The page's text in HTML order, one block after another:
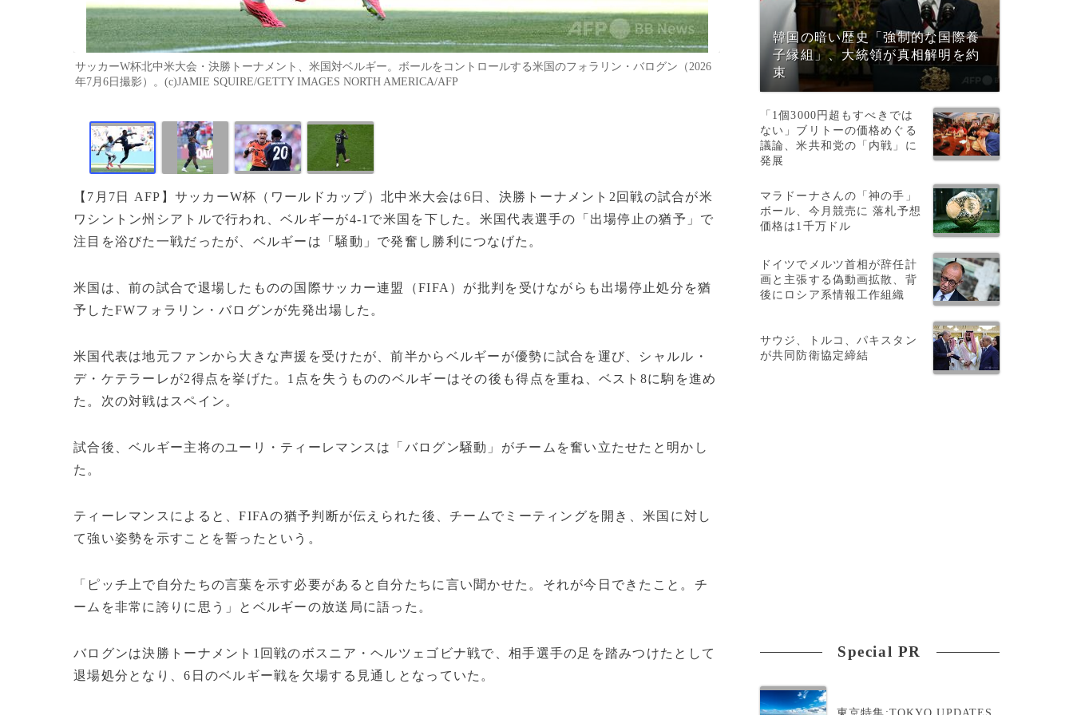
サッカーW杯北中米大会・決勝トーナメント、米国対ベルギー。ボールをコントロールする米国のフォラリン・バログン（2026
年7月6日撮影）。(c)JAMIE SQUIRE/GETTY IMAGES NORTH AMERICA/AFP
【7月7日 AFP】サッカーW杯（ワールドカップ）北中米大会は6日、決勝トーナメント2回戦の試合が米
ワシントン州シアトルで行われ、ベルギーが4-1で米国を下した。米国代表選手の「出場停止の猶予」で
注目を浴びた一戦だったが、ベルギーは「騒動」で発奮し勝利につなげた。
米国は、前の試合で退場したものの国際サッカー連盟（FIFA）が批判を受けながらも出場停止処分を猶
予したFWフォラリン・バログンが先発出場した。
米国代表は地元ファンから大きな声援を受けたが、前半からベルギーが優勢に試合を運び、シャルル・
デ・ケテラーレが2得点を挙げた。1点を失うもののベルギーはその後も得点を重ね、ベスト8に駒を進め
た。次の対戦はスペイン。
試合後、ベルギー主将のユーリ・ティーレマンスは「バログン騒動」がチームを奮い立たせたと明かし
た。
ティーレマンスによると、FIFAの猶予判断が伝えられた後、チームでミーティングを開き、米国に対し
て強い姿勢を示すことを誓ったという。
「ピッチ上で自分たちの言葉を示す必要があると自分たちに言い聞かせた。それが今日できたこと。チ
ームを非常に誇りに思う」とベルギーの放送局に語った。
バログンは決勝トーナメント1回戦のボスニア・ヘルツェゴビナ戦で、相手選手の足を踏みつけたとして
退場処分となり、6日のベルギー戦を欠場する見通しとなっていた。
韓国の暗い歴史「強制的な国際養
子縁組」、大統領が真相解明を約
束
「1個3000円超もすべきでは
ない」ブリトーの価格めぐる
議論、米共和党の「内戦」に
発展
マラドーナさんの「神の手」
ボール、今月競売に 落札予想
価格は1千万ドル
ドイツでメルツ首相が辞任計
画と主張する偽動画拡散、背
後にロシア系情報工作組織
サウジ、トルコ、パキスタン
が共同防衛協定締結
Special PR
東京特集:TOKYO UPDATES